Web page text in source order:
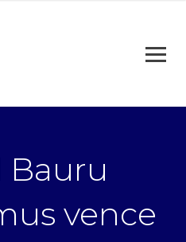
Bauru
vence